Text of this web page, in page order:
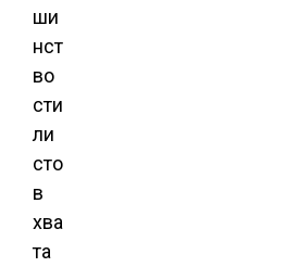
ши
нст
во
сти
ли
сто
в
хва
та